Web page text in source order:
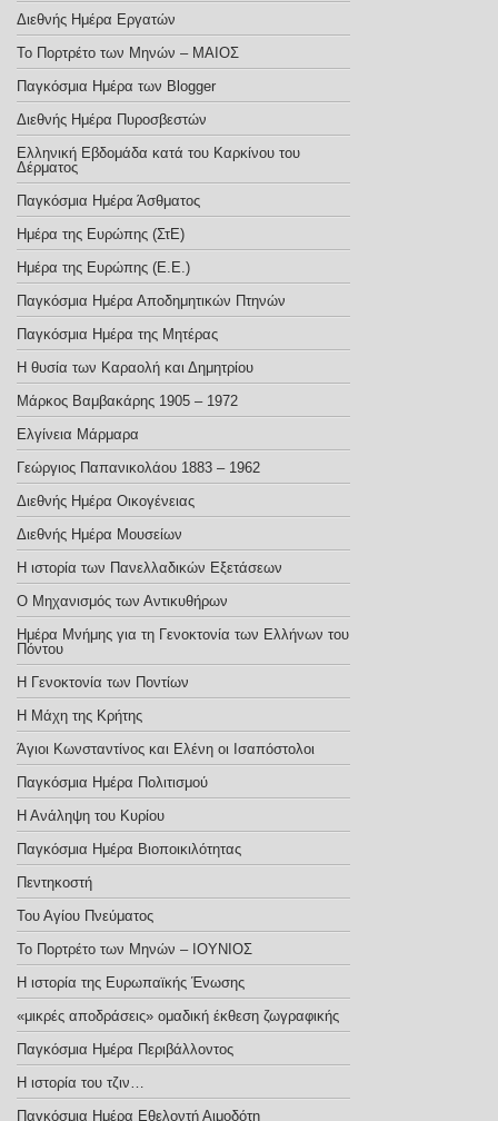
Διεθνής Ημέρα Εργατών
Το Πορτρέτο των Μηνών – ΜΑΙΟΣ
Παγκόσμια Ημέρα των Blogger
Διεθνής Ημέρα Πυροσβεστών
Ελληνική Εβδομάδα κατά του Καρκίνου του
Δέρματος
Παγκόσμια Ημέρα Άσθματος
Ημέρα της Ευρώπης (ΣτΕ)
Ημέρα της Ευρώπης (E.E.)
Παγκόσμια Ημέρα Αποδημητικών Πτηνών
Παγκόσμια Ημέρα της Μητέρας
Η θυσία των Καραολή και Δημητρίου
Μάρκος Βαμβακάρης 1905 – 1972
Ελγίνεια Μάρμαρα
Γεώργιος Παπανικολάου 1883 – 1962
Διεθνής Ημέρα Οικογένειας
Διεθνής Ημέρα Μουσείων
Η ιστορία των Πανελλαδικών Εξετάσεων
Ο Μηχανισμός των Αντικυθήρων
Ημέρα Μνήμης για τη Γενοκτονία των Ελλήνων του
Πόντου
Η Γενοκτονία των Ποντίων
Η Μάχη της Κρήτης
Άγιοι Κωνσταντίνος και Ελένη οι Ισαπόστολοι
Παγκόσμια Ημέρα Πολιτισμού
Η Ανάληψη του Κυρίου
Παγκόσμια Ημέρα Βιοποικιλότητας
Πεντηκοστή
Του Αγίου Πνεύματος
Το Πορτρέτο των Μηνών – ΙΟΥΝΙΟΣ
Η ιστορία της Ευρωπαϊκής Ένωσης
«μικρές αποδράσεις» ομαδική έκθεση ζωγραφικής
Παγκόσμια Ημέρα Περιβάλλοντος
Η ιστορία του τζιν…
Παγκόσμια Ημέρα Εθελοντή Αιμοδότη